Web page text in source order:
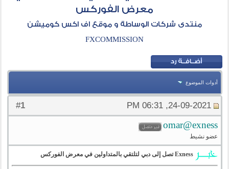
معرض الفوركس
منتدى شركات الوساطة و موقع اف اكس كوميشن
FXCOMMISSION
أدوات الموضوع
#
1 24-09-2021, 06:31 PM
omar@exness
عضو نشيط
Exness تصل إلى دبي لتلتقي بالمتداولين في معرض الفوركس